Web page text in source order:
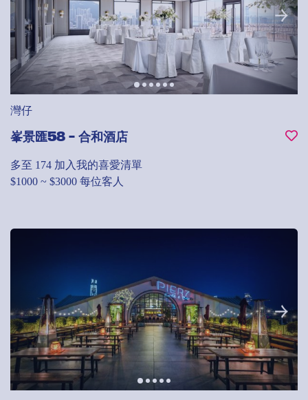
灣仔
峯景匯58 - 合和酒店
多至 174 加入我的喜愛清單
$1000 ~ $3000 每位客人